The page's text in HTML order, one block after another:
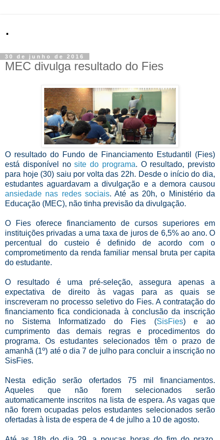
.
30 de junho de 2016
MEC divulga resultado do Fies
O resultado do Fundo de Financiamento Estudantil (Fies)
está disponível nosite do programa. O resultado, previsto
para hoje (30) saiu por volta das 22h. Desde o início do dia,
estudantes aguardavam a divulgação e a demora causou
ansiedade nas redes sociais. Até as 20h, o Ministério da
Educação (MEC), não tinha previsão da divulgação.
O Fies oferece financiamento de cursos superiores em
instituições privadas a uma taxa de juros de 6,5% ao ano. O
percentual do custeio é definido de acordo com o
comprometimento da renda familiar mensal bruta per capita
do estudante.
O resultado é uma pré-seleção, assegura apenas a
expectativa de direito às vagas para as quais se
inscreveram no processo seletivo do Fies. A contratação do
financiamento fica condicionada à conclusão da inscrição
no Sistema Informatizado do Fies (SisFies) e ao
cumprimento das demais regras e procedimentos do
programa. Os estudantes selecionados têm o prazo de
amanhã (1º) até o dia 7 de julho para concluir a inscrição no
SisFies.
Nesta edição serão ofertados 75 mil financiamentos.
Aqueles que não forem selecionados serão
automaticamente inscritos na lista de espera. As vagas que
não forem ocupadas pelos estudantes selecionados serão
ofertadas à lista de espera de 4 de julho a 10 de agosto.